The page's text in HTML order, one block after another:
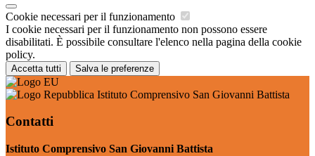
Cookie necessari per il funzionamento
I cookie necessari per il funzionamento non possono essere
disabilitati. È possibile consultare l'elenco nella pagina della cookie
policy.
Accetta tutti Salva le preferenze
Istituto Comprensivo San Giovanni Battista
Contatti
Istituto Comprensivo San Giovanni Battista